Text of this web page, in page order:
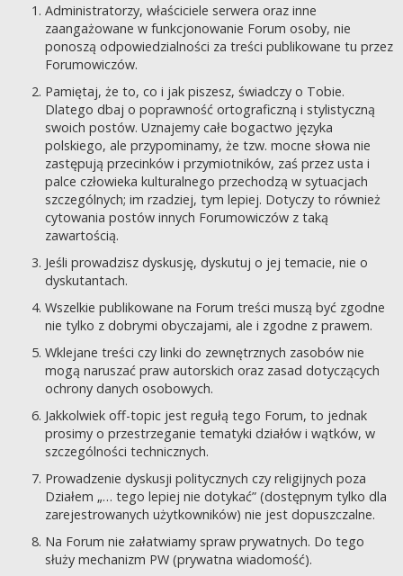
Administratorzy, właściciele serwera oraz inne
zaangażowane w funkcjonowanie Forum osoby, nie
ponoszą odpowiedzialności za treści publikowane tu przez
Forumowiczów.
Pamiętaj, że to, co i jak piszesz, świadczy o Tobie.
Dlatego dbaj o poprawność ortograficzną i stylistyczną
swoich postów. Uznajemy całe bogactwo języka
polskiego, ale przypominamy, że tzw. mocne słowa nie
zastępują przecinków i przymiotników, zaś przez usta i
palce człowieka kulturalnego przechodzą w sytuacjach
szczególnych; im rzadziej, tym lepiej. Dotyczy to również
cytowania postów innych Forumowiczów z taką
zawartością.
Jeśli prowadzisz dyskusję, dyskutuj o jej temacie, nie o
dyskutantach.
Wszelkie publikowane na Forum treści muszą być zgodne
nie tylko z dobrymi obyczajami, ale i zgodne z prawem.
Wklejane treści czy linki do zewnętrznych zasobów nie
mogą naruszać praw autorskich oraz zasad dotyczących
ochrony danych osobowych.
Jakkolwiek off-topic jest regułą tego Forum, to jednak
prosimy o przestrzeganie tematyki działów i wątków, w
szczególności technicznych.
Prowadzenie dyskusji politycznych czy religijnych poza
Działem „… tego lepiej nie dotykać” (dostępnym tylko dla
zarejestrowanych użytkowników) nie jest dopuszczalne.
Na Forum nie załatwiamy spraw prywatnych. Do tego
służy mechanizm PW (prywatna wiadomość).